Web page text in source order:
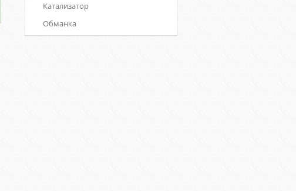
Катализатор
Обманка